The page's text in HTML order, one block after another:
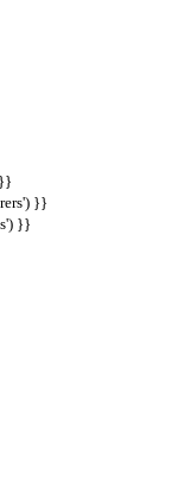
}}
}}